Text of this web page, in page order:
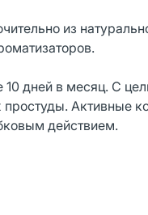
из
дней в месяц. С
Активные
действием.